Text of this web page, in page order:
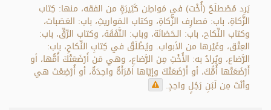
يَرِد مُصْطلَحُ (أُخْت) في مَواطِن كَثِيرَةٍ من الفقه، منها: كِتاب
الزَّكاةِ، باب: مَصارِف الزَّكاةِ، وكتاب الـمَواريثِ، باب: العَصَبات،
وكتاب النِّكاح، باب: الـحَضانَة، وباب: النَّفَقَة، وكتاب الرِّقِّ، باب:
العِتْق، وغَيْرها من الأبواب. ويُطْلَقُ في كِتابِ النِّكاحِ، باب:
الرَّضاع، ويُرادُ به: الأُخْتِ مِن الرَّضاعِ، وهي مَن أَرْضَعَتْكَ أُمُّها، أو
أَرْضَعَتْها أُمُّكَ، أو أَرْضَعَتْكَ وإيّاها امْرَأَةٌ واحِدَةٌ، أو أُرْضِعْتَ هي
وأنْتَ مِن لَبَنِ رَجُلٍ واحِدٍ.